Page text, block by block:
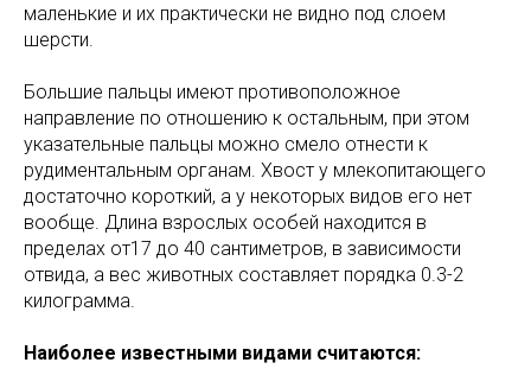
маленькие и их практически не видно под слоем
шерсти.
Большие пальцы имеют противоположное
направление по отношению к остальным, при этом
указательные пальцы можно смело отнести к
рудиментальным органам. Хвост у млекопитающего
достаточно короткий, а у некоторых видов его нет
вообще. Длина взрослых особей находится в
пределах от17 до 40 сантиметров, в зависимости
отвида, а вес животных составляет порядка 0.3-2
килограмма.
Наиболее известными видами считаются: